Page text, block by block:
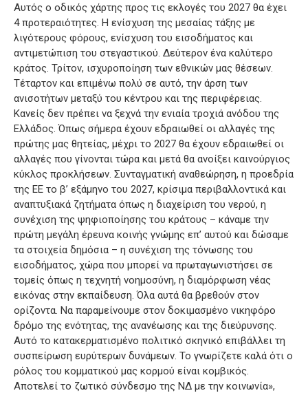
Αυτός ο οδικός χάρτης προς τις εκλογές του 2027 θα έχει
4 προτεραιότητες. Η ενίσχυση της μεσαίας τάξης με
λιγότερους φόρους, ενίσχυση του εισοδήματος και
αντιμετώπιση του στεγαστικού. Δεύτερον ένα καλύτερο
κράτος. Τρίτον, ισχυροποίηση των εθνικών μας θέσεων.
Τέταρτον και επιμένω πολύ σε αυτό, την άρση των
ανισοτήτων μεταξύ του κέντρου και της περιφέρειας.
Κανείς δεν πρέπει να ξεχνά την ενιαία τροχιά ανόδου της
Ελλάδος. Όπως σήμερα έχουν εδραιωθεί οι αλλαγές της
πρώτης μας θητείας, μέχρι το 2027 θα έχουν εδραιωθεί οι
αλλαγές που γίνονται τώρα και μετά θα ανοίξει καινούργιος
κύκλος προκλήσεων. Συνταγματική αναθεώρηση, η προεδρία
της ΕΕ το β’ εξάμηνο του 2027, κρίσιμα περιβαλλοντικά και
αναπτυξιακά ζητήματα όπως η διαχείριση του νερού, η
συνέχιση της ψηφιοποίησης του κράτους – κάναμε την
πρώτη μεγάλη έρευνα κοινής γνώμης επ’ αυτού και δώσαμε
τα στοιχεία δημόσια – η συνέχιση της τόνωσης του
εισοδήματος, χώρα που μπορεί να πρωταγωνιστήσει σε
τομείς όπως η τεχνητή νοημοσύνη, η διαμόρφωση νέας
εικόνας στην εκπαίδευση. Όλα αυτά θα βρεθούν στον
ορίζοντα. Να παραμείνουμε στον δοκιμασμένο νικηφόρο
δρόμο της ενότητας, της ανανέωσης και της διεύρυνσης.
Αυτό το κατακερματισμένο πολιτικό σκηνικό επιβάλλει τη
συσπείρωση ευρύτερων δυνάμεων. Το γνωρίζετε καλά ότι ο
ρόλος του κομματικού μας κορμού είναι κομβικός.
Αποτελεί το ζωτικό σύνδεσμο της ΝΔ με την κοινωνία»,